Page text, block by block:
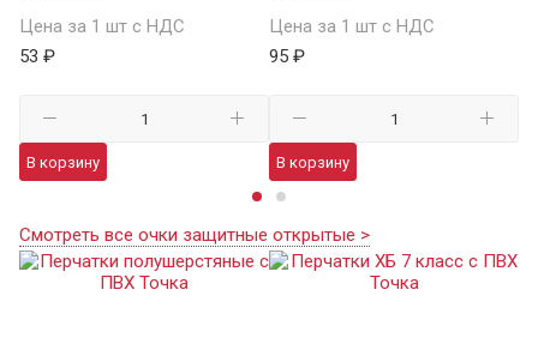
Цена за 1 шт с НДС
53 ₽
В корзину
Цена за 1 шт с НДС
95 ₽
В корзину
Смотреть все очки защитные открытые >